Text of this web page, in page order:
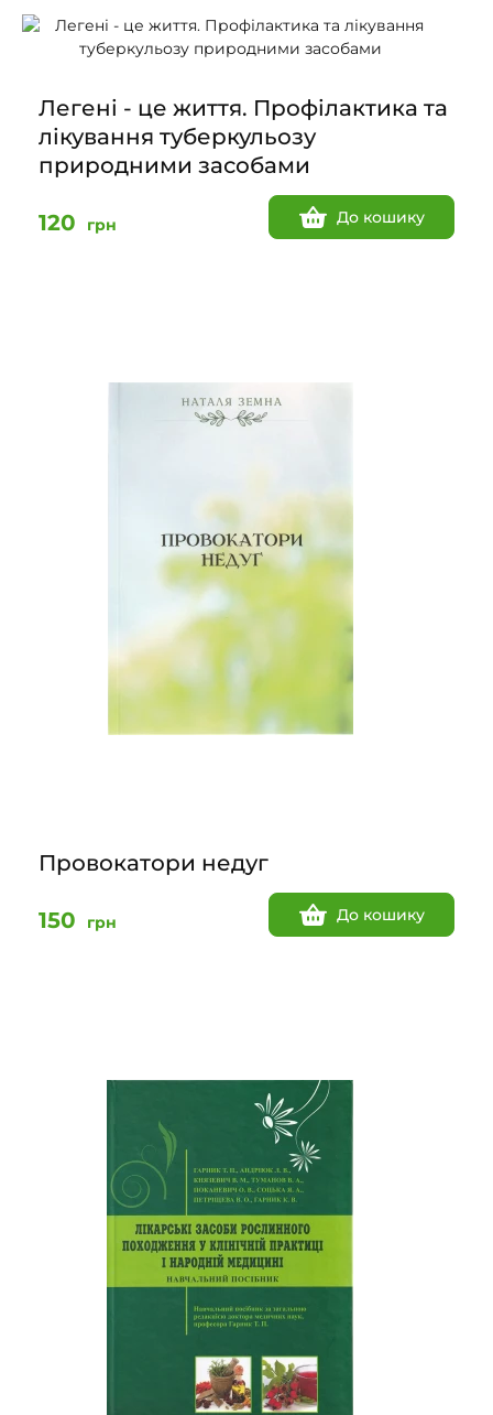
Легені - це життя. Профілактика та
лікування туберкульозу
природними засобами
120 грн До кошику
Провокатори недуг
150 грн До кошику